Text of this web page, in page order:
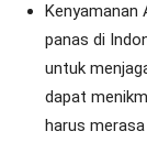
Kenyamanan
panas di
untuk
dapat
harus